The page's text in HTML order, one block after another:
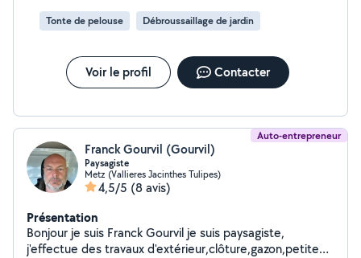
Tonte de pelouse Débroussaillage de jardin
Voir le profil Contacter
Auto-entrepreneur
Franck Gourvil (Gourvil)
Paysagiste
Metz (Vallieres Jacinthes Tulipes)
4,5/5 (8 avis)
Présentation
Bonjour je suis Franck Gourvil je suis paysagiste,
j'effectue des travaux d'extérieur,clôture,gazon,petite